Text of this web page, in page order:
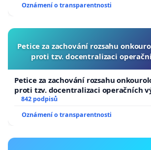
Oznámení o transparentnosti
Petice za zachování rozsahu
proti tzv. docentralizaci
Petice za zachování rozsahu
proti tzv. docentralizaci operačních
842 podpisů
Oznámení o transparentnosti